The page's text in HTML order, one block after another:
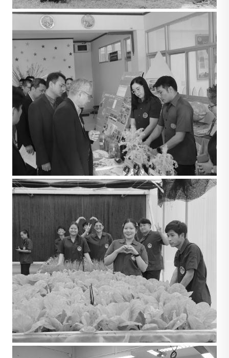
การศึกษาและหลักสูตร
แนะนำแผนกวิชา
ความเชี่ยวชาญของบุคลากร
ข้อมูลผู้บริหารและบุคลากร